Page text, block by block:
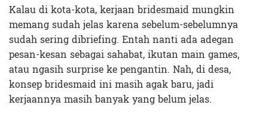
Kalau di kota-kota, kerjaan bridesmaid mungkin
memang sudah jelas karena sebelum-sebelumnya
sudah sering dibriefing. Entah nanti ada adegan
pesan-kesan sebagai sahabat, ikutan main games,
atau ngasih surprise ke pengantin. Nah, di desa,
konsep bridesmaid ini masih agak baru, jadi
kerjaannya masih banyak yang belum jelas.